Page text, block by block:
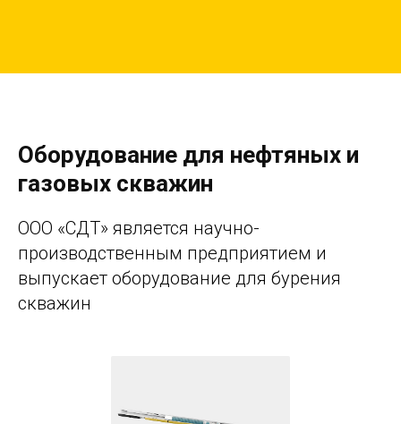
Оборудование для нефтяных и
газовых скважин
ООО «СДТ» является научно-
производственным предприятием и
выпускает оборудование для бурения
скважин